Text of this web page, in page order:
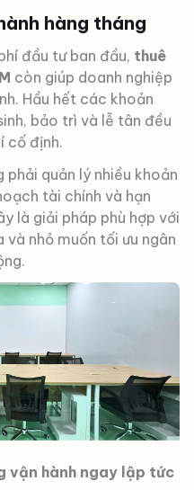
hàng tháng
đầu tư ban đầu, thuê
còn giúp doanh nghiệp
Hầu hết các khoản
bảo trì và lễ tân đều
cố định.
phải quản lý nhiều khoản
tài chính và hạn
là giải pháp phù hợp với
nhỏ muốn tối ưu ngân
vận hành ngay lập tức